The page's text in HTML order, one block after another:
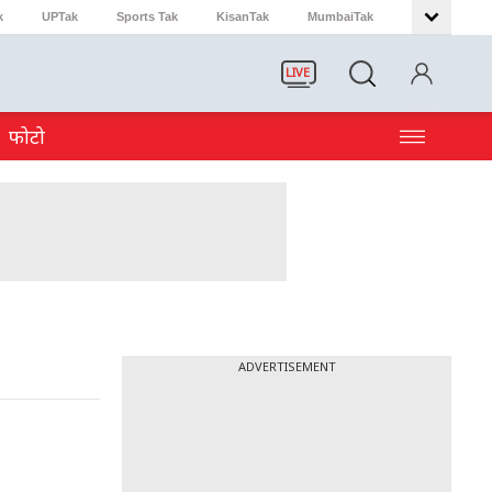
UPTak Sports Tak KisanTak MumbaiTak
LIVE
फोटो
ADVERTISEMENT